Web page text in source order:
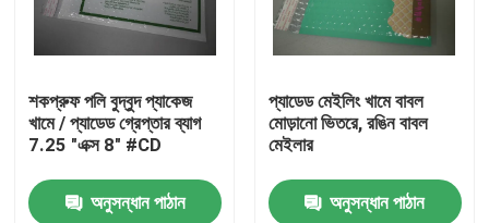
আমাদের সম্পর্কে
কারখানা ভ্রমণ
শকপ্রুফ পলি বুদ্বুদ প্যাকেজ
খামে / প্যাডেড গ্রেপ্তার ব্যাগ
7.25 "এক্স 8" #CD
অনুসন্ধান পাঠান
প্যাডেড মেইলিং খামে বাবল
মোড়ানো ভিতরে, রঙিন বাবল
মেইলার
অনুসন্ধান পাঠান